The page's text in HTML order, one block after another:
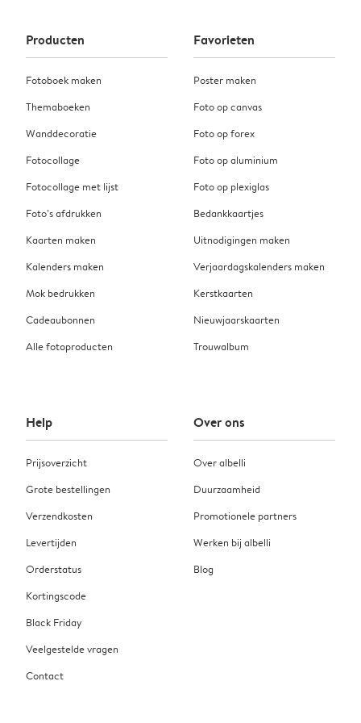
Producten
Fotoboek maken
Themaboeken
Wanddecoratie
Fotocollage
Fotocollage met lijst
Foto’s afdrukken
Kaarten maken
Kalenders maken
Mok bedrukken
Cadeaubonnen
Alle fotoproducten
Favorieten
Poster maken
Foto op canvas
Foto op forex
Foto op aluminium
Foto op plexiglas
Bedankkaartjes
Uitnodigingen maken
Verjaardagskalenders maken
Kerstkaarten
Nieuwjaarskaarten
Trouwalbum
Help
Prijsoverzicht
Grote bestellingen
Verzendkosten
Levertijden
Orderstatus
Kortingscode
Black Friday
Veelgestelde vragen
Contact
Over ons
Over albelli
Duurzaamheid
Promotionele partners
Werken bij albelli
Blog